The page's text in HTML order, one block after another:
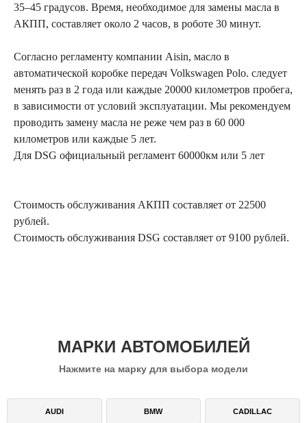
35–45 градусов. Время, необходимое для замены масла в
АКПП, составляет около 2 часов, в роботе 30 минут.
Согласно регламенту компании Aisin, масло в
автоматической коробке передач Volkswagen Polo. следует
менять раз в 2 года или каждые 20000 километров пробега,
в зависимости от условий эксплуатации. Мы рекомендуем
проводить замену масла не реже чем раз в 60 000
километров или каждые 5 лет.
Для DSG официальный регламент 60000км или 5 лет
Стоимость обслуживания АКПП составляет от 22500
рублей.
Стоимость обслуживания DSG составляет от 9100 рублей.
МАРКИ АВТОМОБИЛЕЙ
Нажмите на марку для выбора модели
AUDI BMW CADILLAC